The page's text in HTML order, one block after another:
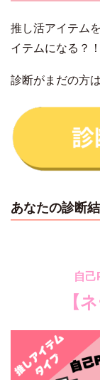
推し活アイテム
イテムになる？
診断がまだの方
あなたの診断
自
【